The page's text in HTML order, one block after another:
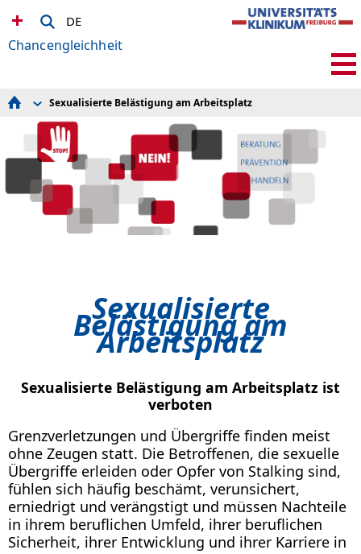
DE
Chancengleichheit
Chancengleichheit am UKF
Vereinbarkeit von Beruf und Familie
Frauen & Arbeitswelt
Vielfalt am Universitätsklinikum Freiburg
AGG-Beschwerdestelle bei Diskriminierung
Sexualisierte Belästigung am Arbeitsplatz
Konflikte am Arbeitsplatz
Gleichstellungsbüro Medizinische Fakultät
Sexualisierte Belästigung am Arbeitsplatz
Sexualisierte
Belästigung am
Arbeitsplatz
Sexualisierte Belästigung am Arbeitsplatz ist
verboten
Grenzverletzungen und Übergriffe finden meist
ohne Zeugen statt. Die Betroffenen, die sexuelle
Übergriffe erleiden oder Opfer von Stalking sind,
fühlen sich häufig beschämt, verunsichert,
erniedrigt und verängstigt und müssen Nachteile
in ihrem beruflichen Umfeld, ihrer beruflichen
Sicherheit, ihrer Entwicklung und ihrer Karriere in